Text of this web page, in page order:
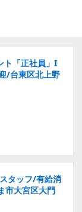
ト「正社員」I
/台東区北上野
タッフ/有給消
市大宮区大門